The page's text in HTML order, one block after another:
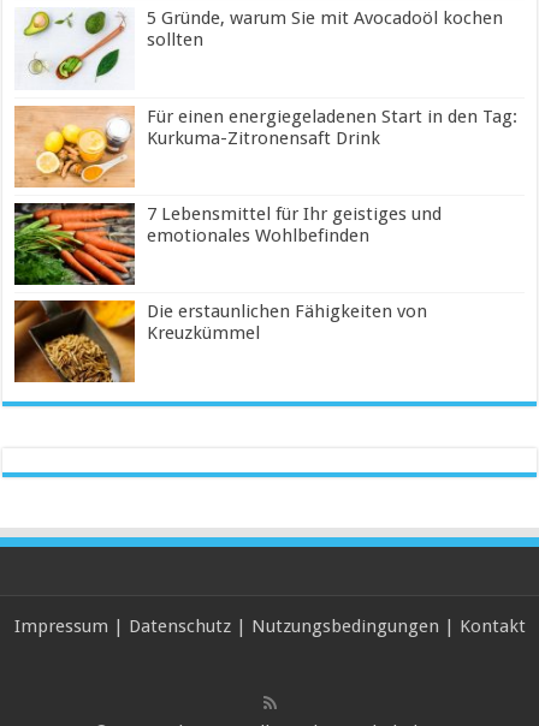
5 Gründe, warum Sie mit Avocadoöl kochen
sollten
Für einen energiegeladenen Start in den Tag:
Kurkuma-Zitronensaft Drink
7 Lebensmittel für Ihr geistiges und
emotionales Wohlbefinden
Die erstaunlichen Fähigkeiten von
Kreuzkümmel
Impressum | Datenschutz| Nutzungsbedingungen | Kontakt